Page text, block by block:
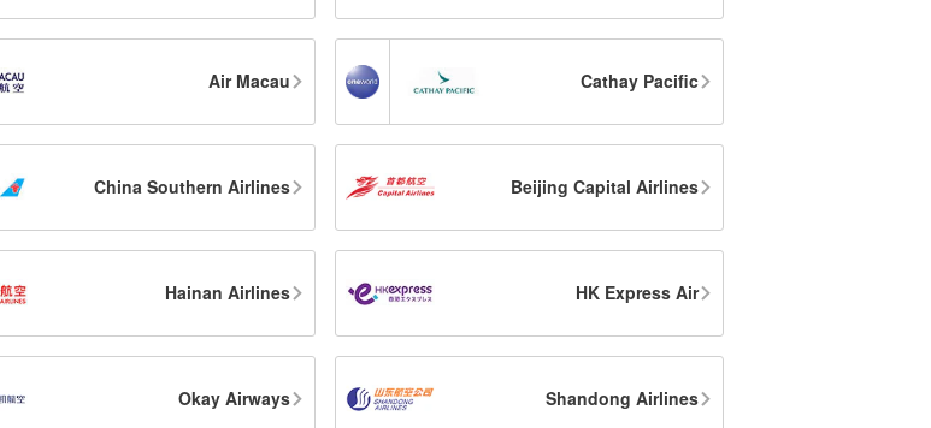
Air Macau Cathay Pacific
China Southern Airlines Beijing Capital Airlines
Hainan Airlines HK Express Air
Okay Airways Shandong Airlines